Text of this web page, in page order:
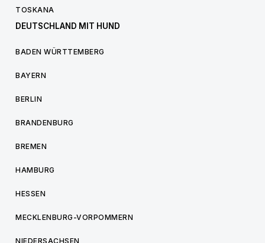
TOSKANA
DEUTSCHLAND MIT HUND
BADEN WÜRTTEMBERG
BAYERN
BERLIN
BRANDENBURG
BREMEN
HAMBURG
HESSEN
MECKLENBURG-VORPOMMERN
NIEDERSACHSEN